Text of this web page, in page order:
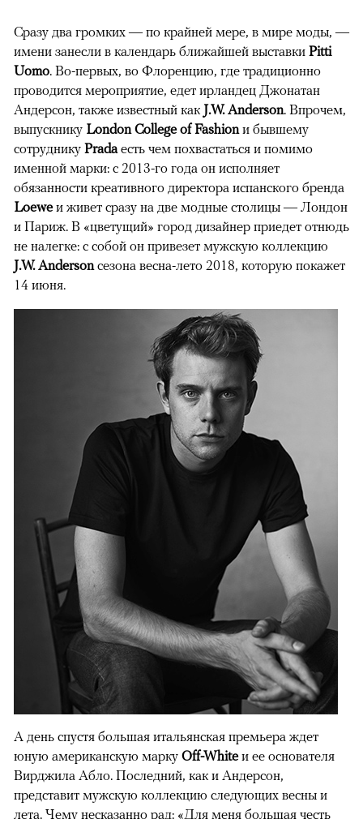
Сразу два громких — по крайней мере, в мире моды, —
имени занесли в календарь ближайшей выставки Pitti
Uomo. Во-первых, во Флоренцию, где традиционно
проводится мероприятие, едет ирландец Джонатан
Андерсон, также известный как J.W. Anderson. Впрочем,
выпускнику London College of Fashionи бывшему
сотруднику Pradaесть чем похвастаться и помимо
именной марки: с 2013-го года он исполняет
обязанности креативного директора испанского бренда
Loeweи живет сразу на две модные столицы — Лондон
и Париж. В «цветущий» город дизайнер приедет отнюдь
не налегке: с собой он привезет мужскую коллекцию
J.W. Andersonсезона весна-лето 2018, которую покажет
14 июня.
А день спустя большая итальянская премьера ждет
юную американскую марку Off-Whiteи ее основателя
Вирджила Абло. Последний, как и Андерсон,
представит мужскую коллекцию следующих весны и
лета. Чему несказанно рад: «Для меня большая честь